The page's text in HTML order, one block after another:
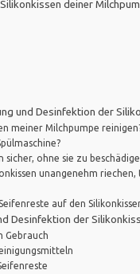
deiner
und Desinfektion der
meiner Milchpumpe
sicher, ohne sie zu
unangenehm
auf den
Desinfektion der
Gebrauch